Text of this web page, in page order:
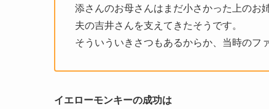
添さんのお母さんはまだ小さかった上のお
夫の吉井さんを支えてきたそうです。
そういういきさつもあるからか、当時のフ
イエローモンキーの成功は